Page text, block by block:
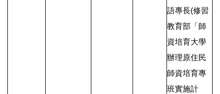
語專長(修習
教育部「師
資培育大學
辦理原住民
師資培育專
班實施計